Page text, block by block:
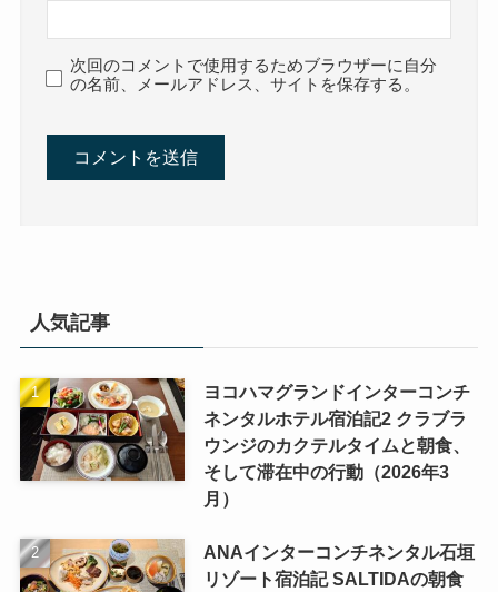
次回のコメントで使用するためブラウザーに自分
の名前、メールアドレス、サイトを保存する。
人気記事
ヨコハマグランドインターコンチ
ネンタルホテル宿泊記2 クラブラ
ウンジのカクテルタイムと朝食、
そして滞在中の行動（2026年3
月）
ANAインターコンチネンタル石垣
リゾート宿泊記 SALTIDAの朝食